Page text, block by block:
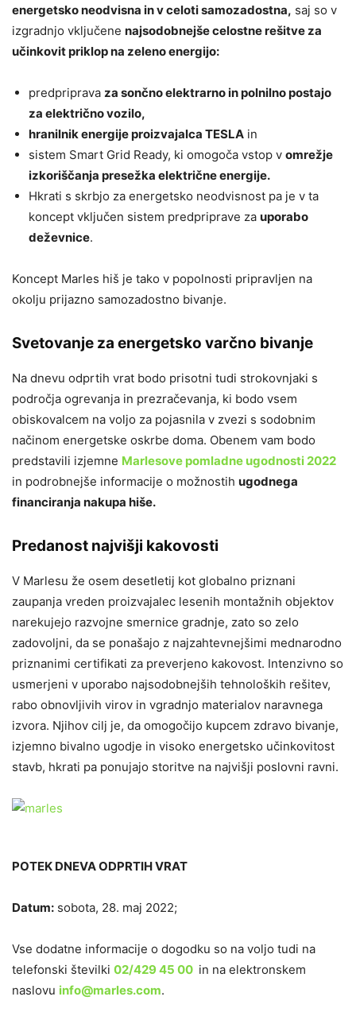
energetsko neodvisna in v celoti samozadostna, saj so v
izgradnjo vključene najsodobnejše celostne rešitve za
učinkovit priklop na zeleno energijo:
predpriprava za sončno elektrarno in polnilno postajo
za električno vozilo,
hranilnik energije proizvajalca TESLA in
sistem Smart Grid Ready, ki omogoča vstop v omrežje
izkoriščanja presežka električne energije.
Hkrati s skrbjo za energetsko neodvisnost pa je v ta
koncept vključen sistem predpriprave za uporabo
deževnice.
Koncept Marles hiš je tako v popolnosti pripravljen na
okolju prijazno samozadostno bivanje.
Svetovanje za energetsko varčno bivanje
Na dnevu odprtih vrat bodo prisotni tudi strokovnjaki s
področja ogrevanja in prezračevanja, ki bodo vsem
obiskovalcem na voljo za pojasnila v zvezi s sodobnim
načinom energetske oskrbe doma. Obenem vam bodo
predstavili izjemne Marlesove pomladne ugodnosti 2022
in podrobnejše informacije o možnostih ugodnega
financiranja nakupa hiše.
Predanost najvišji kakovosti
V Marlesu že osem desetletij kot globalno priznani
zaupanja vreden proizvajalec lesenih montažnih objektov
narekujejo razvojne smernice gradnje, zato so zelo
zadovoljni, da se ponašajo z najzahtevnejšimi mednarodno
priznanimi certifikati za preverjeno kakovost. Intenzivno so
usmerjeni v uporabo najsodobnejših tehnoloških rešitev,
rabo obnovljivih virov in vgradnjo materialov naravnega
izvora. Njihov cilj je, da omogočijo kupcem zdravo bivanje,
izjemno bivalno ugodje in visoko energetsko učinkovitost
stavb, hkrati pa ponujajo storitve na najvišji poslovni ravni.
POTEK DNEVA ODPRTIH VRAT
Datum: sobota, 28. maj 2022;
Vse dodatne informacije o dogodku so na voljo tudi na
telefonski številki 02/429 45 00 in na elektronskem
naslovu info@marles.com.